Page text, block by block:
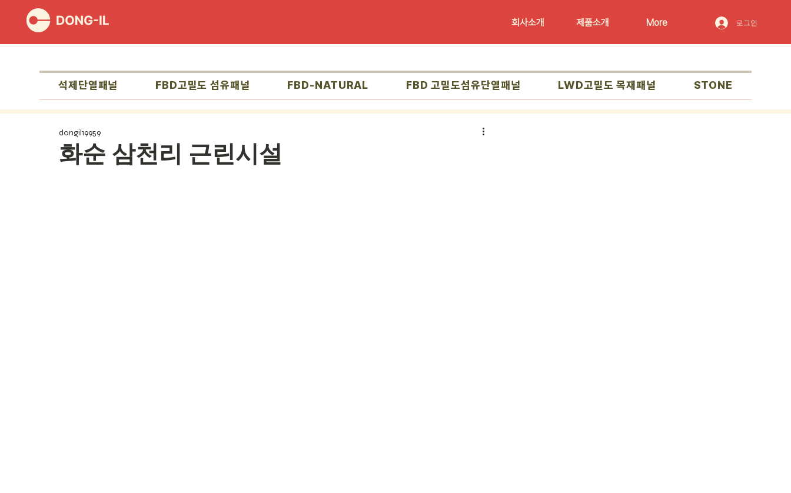
회사소개 제품소개 More 로그인
화순 삼천리 근린시설
dongil19959
석제단열패널 FBD고밀도 섬유패널 FBD-NATURAL FBD 고밀도섬유단열패널 LWD고밀도 목재패널 STONE